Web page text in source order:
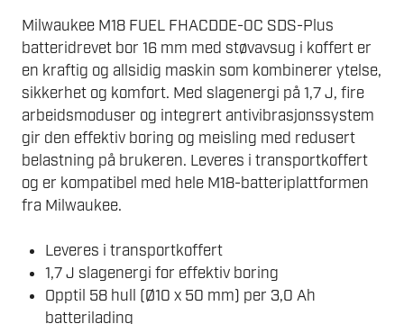
Milwaukee M18 FUEL FHACDDE-0C SDS-Plus
batteridrevet bor 16 mm med støvavsug i koffert er
en kraftig og allsidig maskin som kombinerer ytelse,
sikkerhet og komfort. Med slagenergi på 1,7 J, fire
arbeidsmoduser og integrert antivibrasjonssystem
gir den effektiv boring og meisling med redusert
belastning på brukeren. Leveres i transportkoffert
og er kompatibel med hele M18-batteriplattformen
fra Milwaukee.
Leveres i transportkoffert
1,7 J slagenergi for effektiv boring
Opptil 58 hull (Ø10 x 50 mm) per 3,0 Ah
batterilading